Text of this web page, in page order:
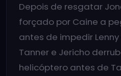
Depois de resgatar
forçado por Caine a
antes de impedir
Tanner e Jericho
helicóptero antes de